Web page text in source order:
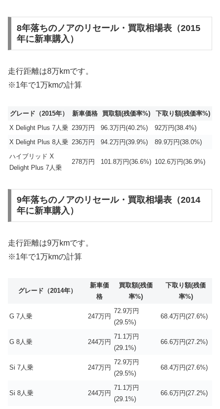
8年落ちのノアのリセール・買取相場表（2015
年に新車購入）
走行距離は8万kmです。
※1年で1万kmの計算
グレード（2015年） 新車価格 買取額(残価率%)
下取り額(残価率%)
X Delight Plus 7人乗 239万円 96.3万円(40.2%)
92万円(38.4%)
X Delight Plus 8人乗 236万円 94.2万円(39.9%)
89.9万円(38.0%)
ハイブリッド X
Delight Plus 7人乗
278万円 101.8万円(36.6%) 102.6万円(36.9%)
9年落ちのノアのリセール・買取相場表（2014
年に新車購入）
走行距離は9万kmです。
※1年で1万kmの計算
グレード（2014年）
新車価
格
買取額(残価
率%)
下取り額(残価
率%)
G 7人乗 247万円
72.9万円
(29.5%)
68.4万円(27.6%)
G 8人乗 244万円
71.1万円
(29.1%)
66.6万円(27.2%)
Si 7人乗 247万円
72.9万円
(29.5%)
68.4万円(27.6%)
Si 8人乗 244万円
71.1万円
(29.1%)
66.6万円(27.2%)